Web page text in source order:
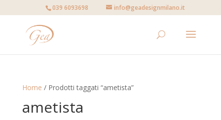
039 6093698 info@geadesignmilano.it
Home / Prodotti taggati “ametista”
ametista